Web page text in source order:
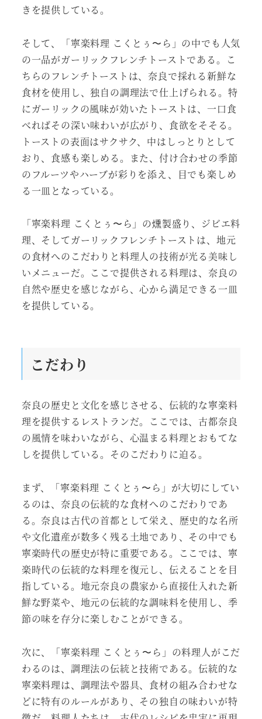
きを提供している。
そして、「寧楽料理 こくとぅ〜ら」の中でも人気
の一品がガーリックフレンチトーストである。こ
ちらのフレンチトーストは、奈良で採れる新鮮な
食材を使用し、独自の調理法で仕上げられる。特
にガーリックの風味が効いたトーストは、一口食
べればその深い味わいが広がり、食欲をそそる。
トーストの表面はサクサク、中はしっとりとして
おり、食感も楽しめる。また、付け合わせの季節
のフルーツやハーブが彩りを添え、目でも楽しめ
る一皿となっている。
「寧楽料理 こくとぅ〜ら」の燻製盛り、ジビエ料
理、そしてガーリックフレンチトーストは、地元
の食材へのこだわりと料理人の技術が光る美味し
いメニューだ。ここで提供される料理は、奈良の
自然や歴史を感じながら、心から満足できる一皿
を提供している。
こだわり
奈良の歴史と文化を感じさせる、伝統的な寧楽料
理を提供するレストランだ。ここでは、古都奈良
の風情を味わいながら、心温まる料理とおもてな
しを提供している。そのこだわりに迫る。
まず、「寧楽料理 こくとぅ〜ら」が大切にしてい
るのは、奈良の伝統的な食材へのこだわりであ
る。奈良は古代の首都として栄え、歴史的な名所
や文化遺産が数多く残る土地であり、その中でも
寧楽時代の歴史が特に重要である。ここでは、寧
楽時代の伝統的な料理を復元し、伝えることを目
指している。地元奈良の農家から直接仕入れた新
鮮な野菜や、地元の伝統的な調味料を使用し、季
節の味を存分に楽しむことができる。
次に、「寧楽料理 こくとぅ〜ら」の料理人がこだ
わるのは、調理法の伝統と技術である。伝統的な
寧楽料理は、調理法や器具、食材の組み合わせな
どに特有のルールがあり、その独自の味わいが特